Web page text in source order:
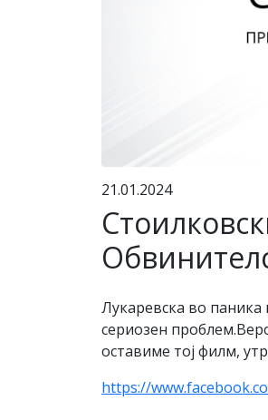
21.01.2024
Лукаревска во
сериозен
оставиме тој филм,
https://